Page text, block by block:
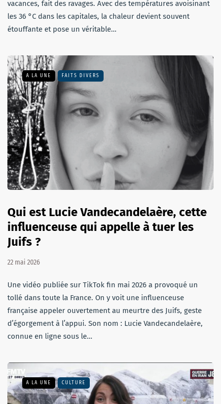
vacances, fait des ravages. Avec des températures avoisinant
les 36 °C dans les capitales, la chaleur devient souvent
étouffante et pose un véritable…
A LA UNE FAITS DIVERS
Qui est Lucie Vandecandelaère, cette
influenceuse qui appelle à tuer les
Juifs ?
22 mai 2026
Une vidéo publiée sur TikTok fin mai 2026 a provoqué un
tollé dans toute la France. On y voit une influenceuse
française appeler ouvertement au meurtre des Juifs, geste
d’égorgement à l’appui. Son nom : Lucie Vandecandelaère,
connue en ligne sous le…
A LA UNE CULTURE